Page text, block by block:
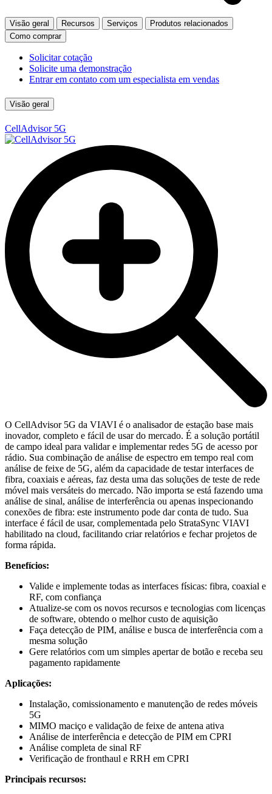
Visão geral Recursos Serviços
Produtos relacionados
Como comprar
Solicitar cotação
Solicite uma demonstração
Entrar em contato com um especialista em vendas
Visão geral
CellAdvisor 5G
O CellAdvisor 5G da VIAVI é o analisador de estação base mais
inovador, completo e fácil de usar do mercado. É a solução portátil
de campo ideal para validar e implementar redes 5G de acesso por
rádio. Sua combinação de análise de espectro em tempo real com
análise de feixe de 5G, além da capacidade de testar interfaces de
fibra, coaxiais e aéreas, faz desta uma das soluções de teste de rede
móvel mais versáteis do mercado. Não importa se está fazendo uma
análise de sinal, análise de interferência ou apenas inspecionando
conexões de fibra: este instrumento pode dar conta de tudo. Sua
interface é fácil de usar, complementada pelo StrataSync VIAVI
habilitado na cloud, facilitando criar relatórios e fechar projetos de
forma rápida.
Benefícios:
Valide e implemente todas as interfaces físicas: fibra, coaxial e
RF, com confiança
Atualize-se com os novos recursos e tecnologias com licenças
de software, obtendo o melhor custo de aquisição
Faça detecção de PIM, análise e busca de interferência com a
mesma solução
Gere relatórios com um simples apertar de botão e receba seu
pagamento rapidamente
Aplicações:
Instalação, comissionamento e manutenção de redes móveis
5G
MIMO maciço e validação de feixe de antena ativa
Análise de interferência e detecção de PIM em CPRI
Análise completa de sinal RF
Verificação de fronthaul e RRH em CPRI
Principais recursos: